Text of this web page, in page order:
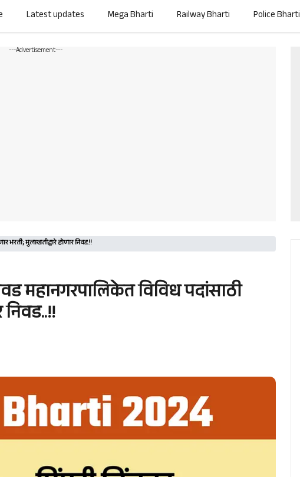
Latest updates Mega Bharti Railway Bharti Police Bharti
---Advertisement---
भरती; मुलाखतीद्वारे होणार निवड..!!
महानगरपालिकेत विविध पदांसाठी
निवड..!!